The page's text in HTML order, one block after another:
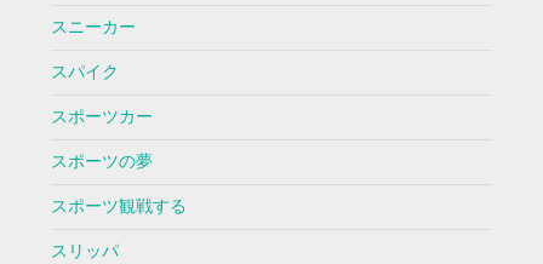
スニーカー
スパイク
スポーツカー
スポーツの夢
スポーツ観戦する
スリッパ